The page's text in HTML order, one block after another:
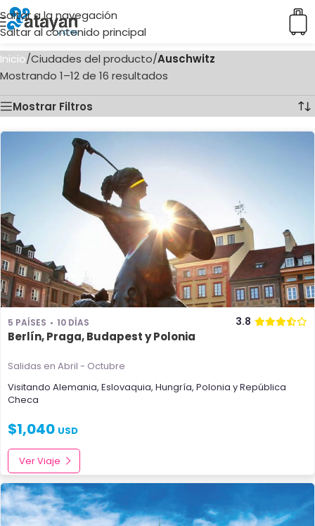
Saltar a la navegación
Saltar al contenido principal
Inicio/Ciudades del producto/Auschwitz
Mostrando 1–12 de 16 resultados
Mostrar Filtros
5 PAÍSES 10 DÍAS 3.8
Berlín, Praga, Budapest y Polonia
Salidas en Abril - Octubre
Visitando Alemania, Eslovaquia, Hungría, Polonia yRepública
Checa
$1,040 USD
Ver Viaje